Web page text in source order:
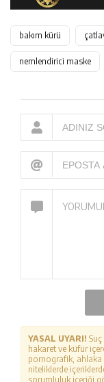
bakım kürü
nemlendirici maske
YASAL UYARI!
hakaret ve küfür
pornografik, ahlaka
niteliklerde
sorumluluk içeriği